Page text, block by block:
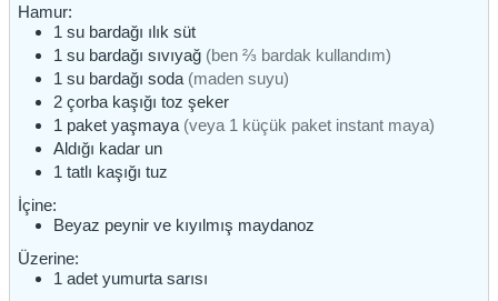
Hamur:
1 su bardağı ılık süt
1 su bardağı sıvıyağ (ben ⅔ bardak kullandım)
1 su bardağı soda (maden suyu)
2 çorba kaşığı toz şeker
1 paket yaşmaya (veya 1 küçük paket instant maya)
Aldığı kadar un
1 tatlı kaşığı tuz
İçine:
Beyaz peynir ve kıyılmış maydanoz
Üzerine:
1 adet yumurta sarısı